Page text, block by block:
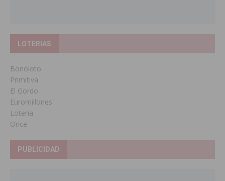
LOTERIAS
Bonoloto
Primitiva
El Gordo
Euromillones
Loteria
Once
PUBLICIDAD